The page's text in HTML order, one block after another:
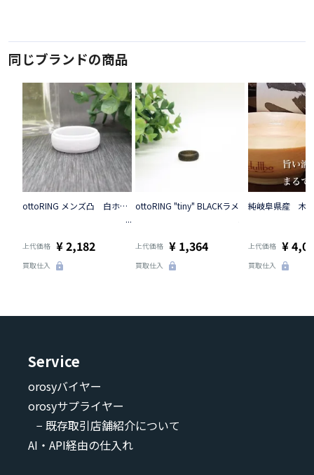
同じブランドの商品
ottoRING メンズ凸 白ホワイト
上代価格 ¥ 2,182
買取仕入
ottoRING "tiny" BLACKラメ
上代価格 ¥ 1,364
買取仕入
純岐阜県産 木製平盃
上代価格 ¥
買取仕入
Service
orosyバイヤー
orosyサプライヤー
− 既存取引店舗紹介について
AI・API経由の仕入れ